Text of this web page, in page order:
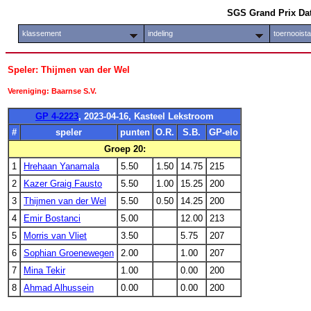
SGS Grand Prix
klassement indeling
Speler: Thijmen van der Wel
Vereniging: Baarnse S.V.
GP 4-2223, 2023-04-16, Kasteel Lekstroom
#
speler punten O.R. S.B.
GP-elo
Groep 20:
1
Hrehaan Yanamala 5.50 1.50 14.75
215
2
Kazer Graig Fausto 5.50 1.00 15.25
200
3
Thijmen van der Wel 5.50 0.50 14.25
200
4
Emir Bostanci 5.00 12.00
213
5
Morris van Vliet 3.50 5.75
207
6
Sophian Groenewegen 2.00 1.00
207
7
Mina Tekir 1.00 0.00
200
8
Ahmad Alhussein 0.00 0.00 200